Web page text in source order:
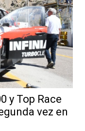
y Top Race
vez en